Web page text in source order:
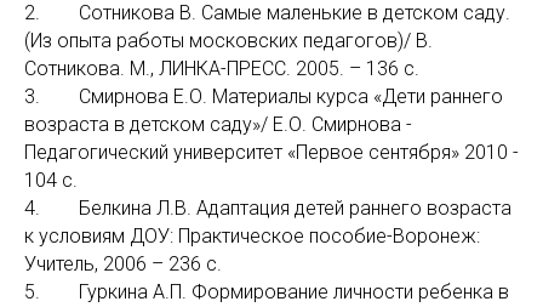
2. Сотникова В. Самые маленькие в детском саду.
(Из опыта работы московских педагогов)/ В.
Сотникова. М., ЛИНКА-ПРЕСС. 2005. – 136 с.
3. Смирнова Е.О. Материалы курса «Дети раннего
возраста в детском саду»/ Е.О. Смирнова -
Педагогический университет «Первое сентября» 2010 -
104 с.
4. Белкина Л.В. Адаптация детей раннего возраста
к условиям ДОУ: Практическое пособие-Воронеж:
Учитель, 2006 – 236 с.
5. Гуркина А.П. Формирование личности ребенка в